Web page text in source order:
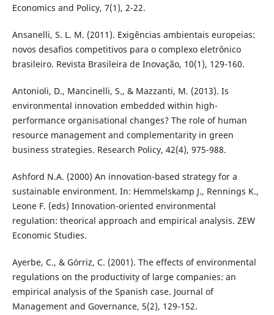
Economics and Policy, 7(1), 2-22.
Ansanelli, S. L. M. (2011). Exigências ambientais europeias:
novos desafios competitivos para o complexo eletrônico
brasileiro. Revista Brasileira de Inovação, 10(1), 129-160.
Antonioli, D., Mancinelli, S., & Mazzanti, M. (2013). Is
environmental innovation embedded within high-
performance organisational changes? The role of human
resource management and complementarity in green
business strategies. Research Policy, 42(4), 975-988.
Ashford N.A. (2000) An innovation-based strategy for a
sustainable environment. In: Hemmelskamp J., Rennings K.,
Leone F. (eds) Innovation-oriented environmental
regulation: theorical approach and empirical analysis. ZEW
Economic Studies.
Ayerbe, C., & Górriz, C. (2001). The effects of environmental
regulations on the productivity of large companies: an
empirical analysis of the Spanish case. Journal of
Management and Governance, 5(2), 129-152.